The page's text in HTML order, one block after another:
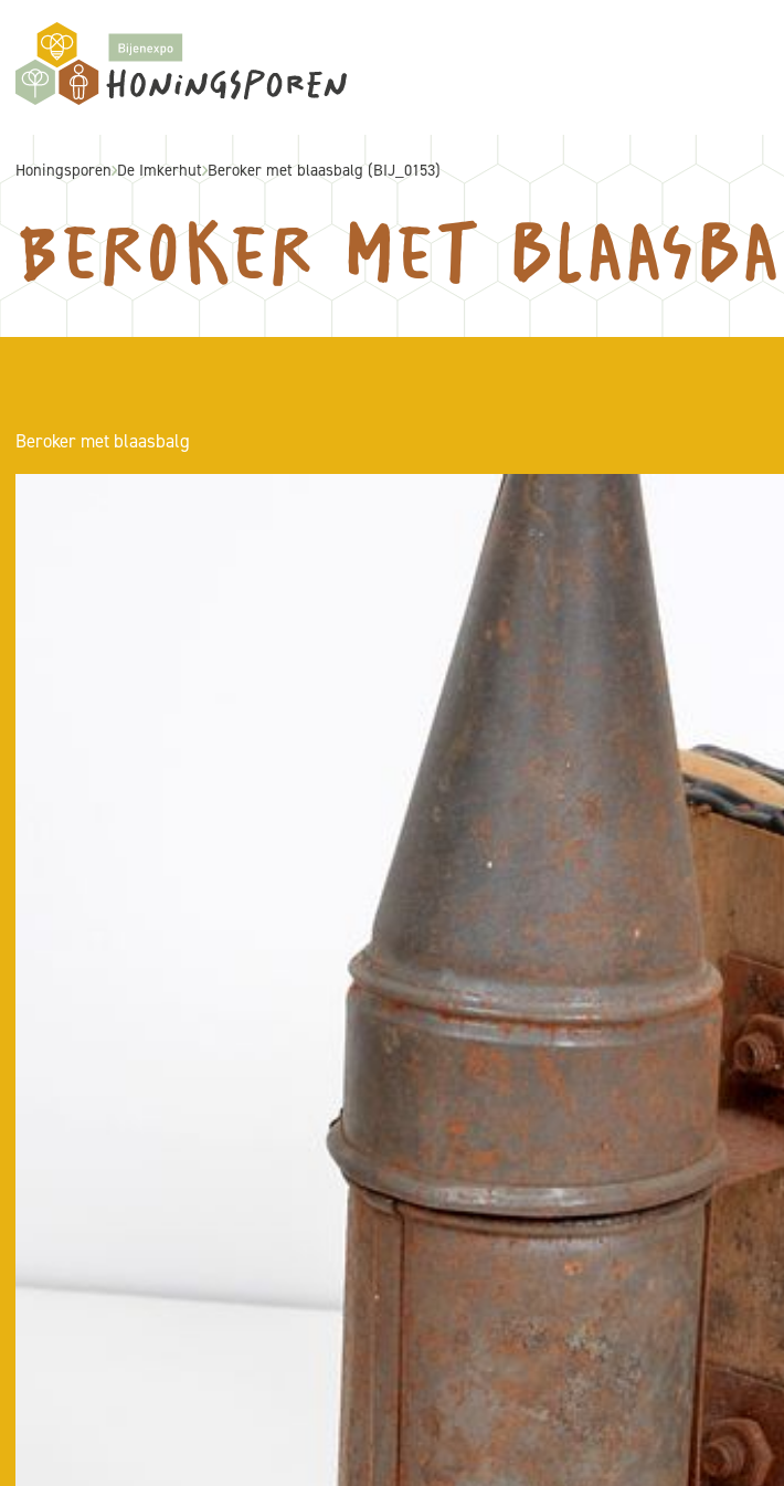
Honingsporen De Imkerhut Beroker met blaasbalg (BIJ_0153)
Beroker met
Beroker met blaasbalg